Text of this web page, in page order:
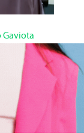
Gaviota